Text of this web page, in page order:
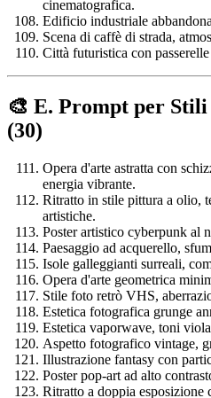
cinematografica.
Edificio industriale
Scena di caffè di strada,
Città futuristica con
🎨 E. Prompt per
(30)
Opera d'arte astratta con
energia vibrante.
Ritratto in stile pittura a olio,
artistiche.
Poster artistico cyberpunk al
Paesaggio ad acquerello,
Isole galleggianti surreali,
Opera d'arte geometrica
Stile foto retrò VHS,
Estetica fotografica grunge
Estetica vaporwave, toni
Aspetto fotografico vintage,
Illustrazione fantasy con
Poster pop-art ad alto
Ritratto a doppia esposizione